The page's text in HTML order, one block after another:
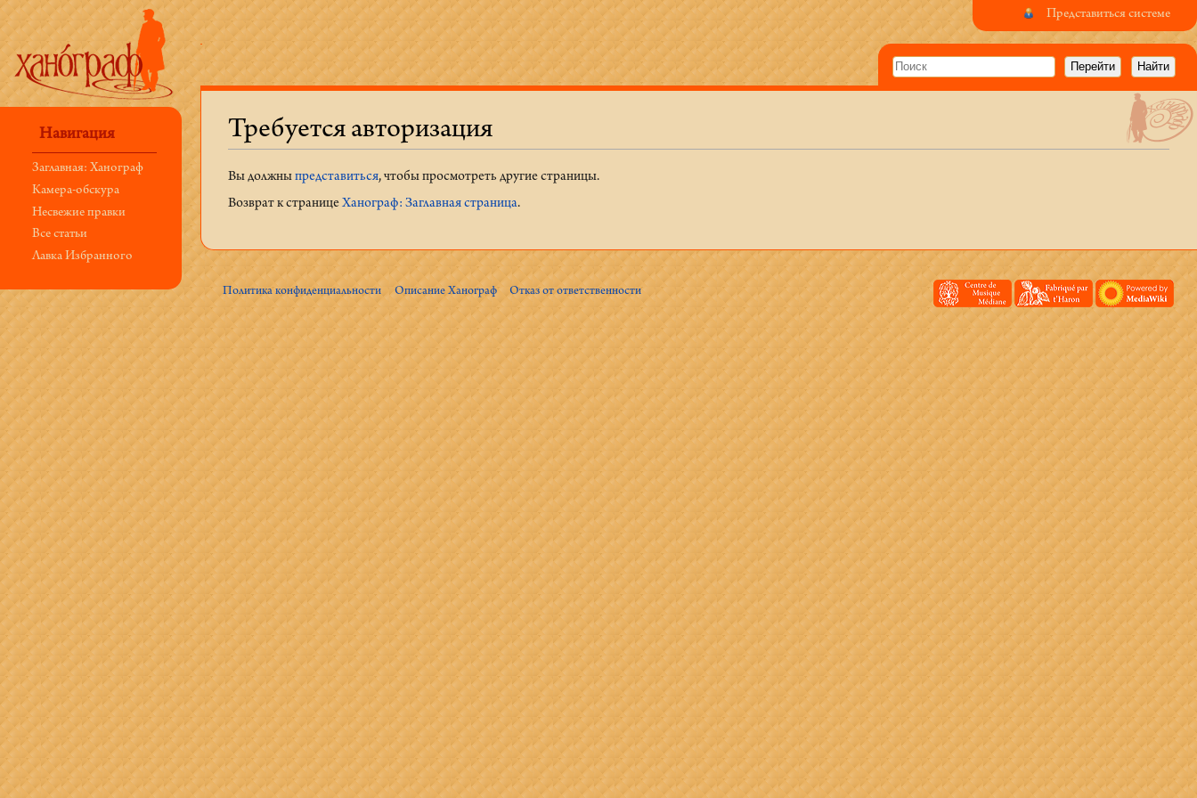
Требуется авторизация
Вы должныпредставиться, чтобы просмотреть другие страницы.
Возврат к страницеХанограф: Заглавная страница.
Представиться системе
Навигация
Заглавная: Ханограф
Камера-обскура
Несвежие правки
Все статьи
Лавка Избранного
Политика конфиденциальности Описание Ханограф Отказ от ответственности